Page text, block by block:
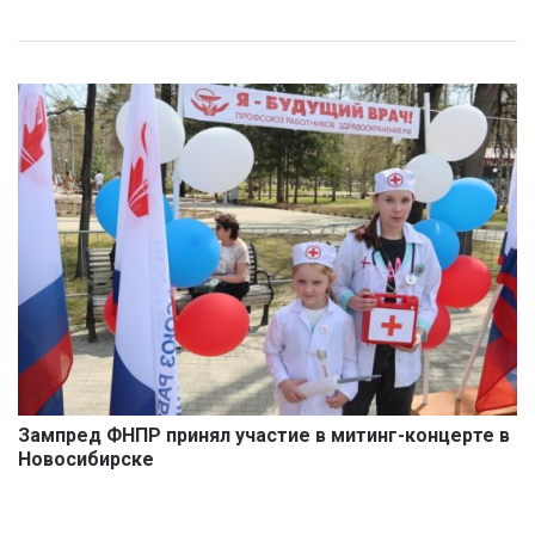
Зампред ФНПР принял участие в митинг-концерте в
Новосибирске